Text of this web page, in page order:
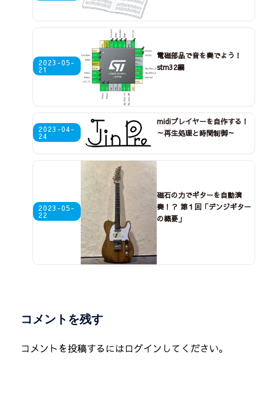
2023-05-
21
電磁部品で音を奏でよう！
stm32編
2023-04-
24
midiプレイヤーを自作する！
～再生処理と時間制御～
2023-05-
22
磁石の力でギターを自動演
奏！？ 第１回「デンジギター
の概要」
コメントを残す
コメントを投稿するにはログイン してください。